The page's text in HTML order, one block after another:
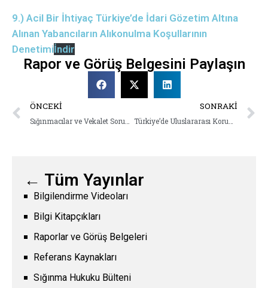
← Tüm Yayınlar
Bilgilendirme Videoları
Bilgi Kitapçıkları
Raporlar ve Görüş Belgeleri
Referans Kaynakları
Sığınma Hukuku Bülteni
9.) Acil Bir İhtiyaç Türkiye’de İdari Gözetim Altına
Alınan Yabancıların Alıkonulma Koşullarının
Denetimiİndir
Rapor ve Görüş Belgesini Paylaşın
ÖNCEKI SONRAKI